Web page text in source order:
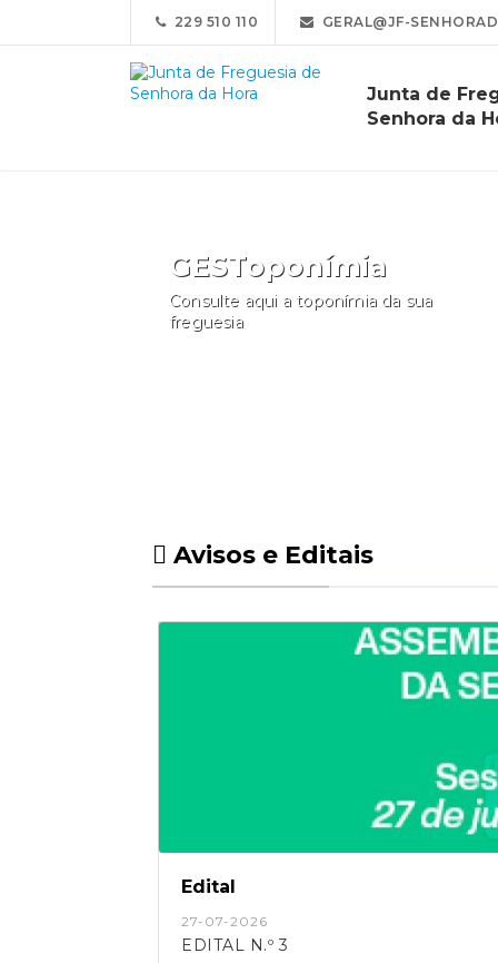
229 510 110 GERAL@JF-
Junta de
Senhora da
GESToponímia
Consulte aqui a toponímia da sua
freguesia
Avisos e Editais
Edital
27-07-2026
EDITAL N.º 3